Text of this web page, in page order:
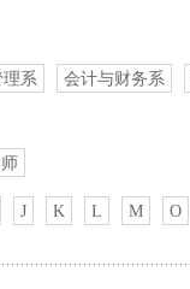
理系 会计与财务系
J K L M O